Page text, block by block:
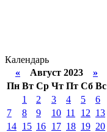
Календарь
« Август 2023 »
Пн Вт Ср Чт Пт Сб Вс
1
2 3 4 5
6
7
8 9 10 11 12 13
14 15 16 17 18 19 20